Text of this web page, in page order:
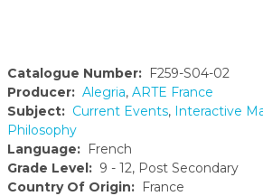
Catalogue Number: F259-S04-02
Producer: Alegria, ARTE France
Subject: Current Events, Interactive
Philosophy
Language: French
Grade Level: 9 - 12, Post Secondary
Country Of Origin: France